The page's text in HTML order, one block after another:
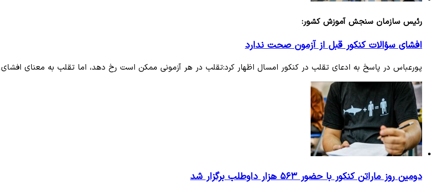
رئیس سازمان سنجش آموزش کشور:
افشای سؤالات کنکور قبل از آزمون صحت ندارد
پورعباس در پاسخ به ادعای تقلب در کنکور امسال اظهار کرد:تقلب در هر آزمونی ممکن است رخ دهد، اما تقلب به معنای
دومین روز ماراتن کنکور با حضور ۵۶۳ هزار داوطلب برگزار شد